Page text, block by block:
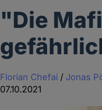
"Die
Florian Chefai / Jonas
07.10.2021